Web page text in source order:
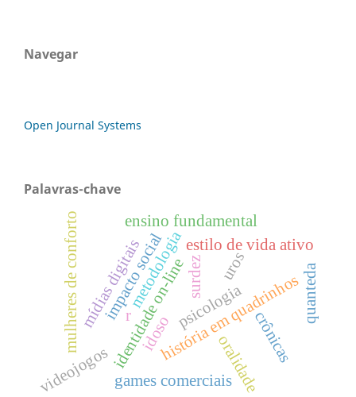
Navegar
Open Journal Systems
Palavras-chave
idoso
identidade on-linehistória em quadrinhos
metodologia
oralidade
estilo de vida ativo
impacto social psicologia
ensino fundamental
games comerciais
mídias digitais uros
crônicas
mulheres de conforto surdez
videojogos
r quanteda